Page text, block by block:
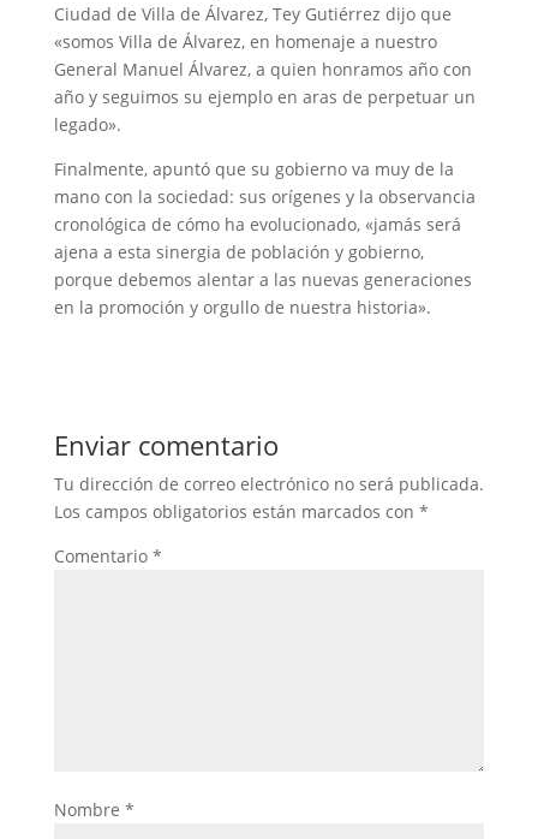
Ciudad de Villa de Álvarez, Tey Gutiérrez dijo que
«somos Villa de Álvarez, en homenaje a nuestro
General Manuel Álvarez, a quien honramos año con
año y seguimos su ejemplo en aras de perpetuar un
legado».
Finalmente, apuntó que su gobierno va muy de la
mano con la sociedad: sus orígenes y la observancia
cronológica de cómo ha evolucionado, «jamás será
ajena a esta sinergia de población y gobierno,
porque debemos alentar a las nuevas generaciones
en la promoción y orgullo de nuestra historia».
Enviar comentario
Tu dirección de correo electrónico no será publicada.
Los campos obligatorios están marcados con *
Comentario *
Nombre *